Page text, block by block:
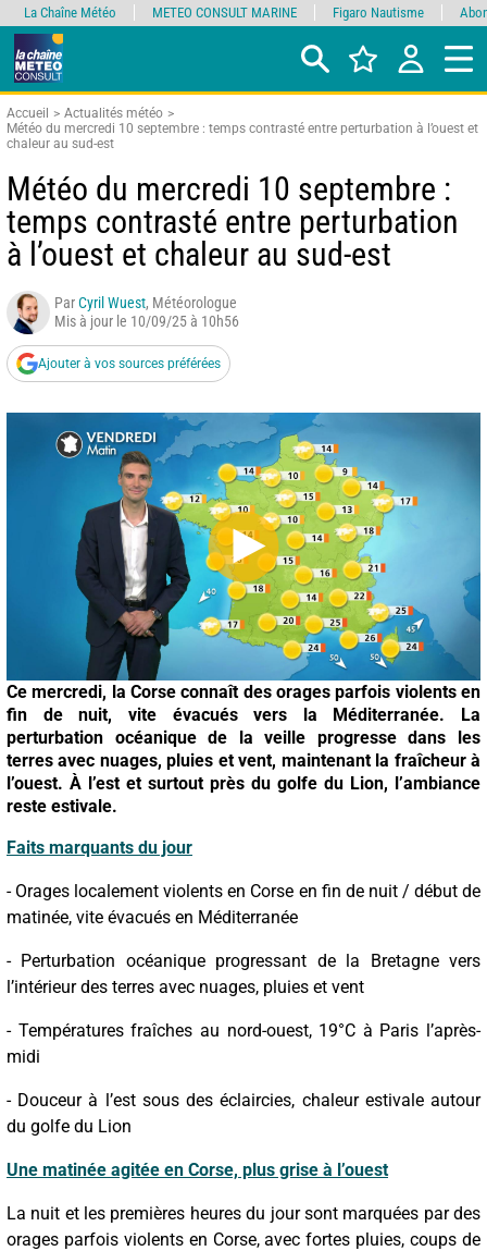
Accueil
Actualités météo
Météo du mercredi 10 septembre : temps contrasté entre perturbation à l’ouest et
chaleur au sud-est
Météo du mercredi 10 septembre :
temps contrasté entre perturbation
à l’ouest et chaleur au sud-est
ParCyril Wuest, Météorologue
Mis à jour le 10/09/25 à 10h56
Ajouter à vos sources préférées
Ce mercredi, la Corse connaît des orages parfois violents en
fin de nuit, vite évacués vers la Méditerranée. La
perturbation océanique de la veille progresse dans les
terres avec nuages, pluies et vent, maintenant la fraîcheur à
l’ouest. À l’est et surtout près du golfe du Lion, l’ambiance
reste estivale.
Faits marquants du jour
- Orages localement violents en Corse en fin de nuit / début de
matinée, vite évacués en Méditerranée
- Perturbation océanique progressant de la Bretagne vers
l’intérieur des terres avec nuages, pluies et vent
- Températures fraîches au nord-ouest, 19°C à Paris l’après-
midi
- Douceur à l’est sous des éclaircies, chaleur estivale autour
du golfe du Lion
Une matinée agitée en Corse, plus grise à l’ouest
La nuit et les premières heures du jour sont marquées par des
orages parfois violents en Corse, avec fortes pluies, coups de
La Chaîne Météo METEO CONSULT MARINE Figaro Nautisme